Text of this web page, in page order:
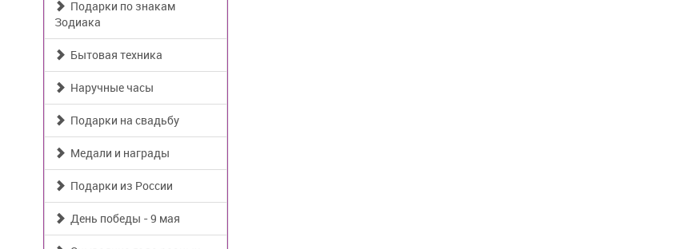
Подарки по знакам
Зодиака
Бытовая техника
Наручные часы
Подарки на свадьбу
Медали и награды
Подарки из России
День победы - 9 мая